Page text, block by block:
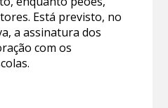
Está previsto, no
a assinatura dos
com os